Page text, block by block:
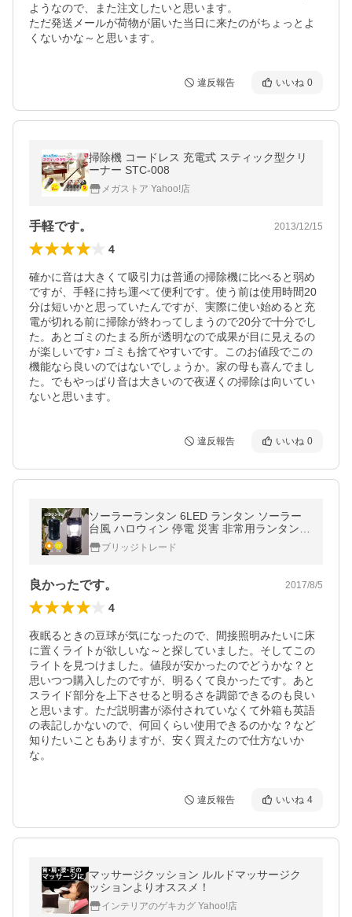
ようなので、また注文したいと思います。
ただ発送メールが荷物が届いた当日に来たのがちょっとよ
くないかな～と思います。
違反報告 いいね 0
掃除機 コードレス 充電式 スティック型クリ
ーナー STC-008
メガストア Yahoo!店
手軽です。 2013/12/15
4
確かに音は大きくて吸引力は普通の掃除機に比べると弱め
ですが、手軽に持ち運べて便利です。使う前は使用時間20
分は短いかと思っていたんですが、実際に使い始めると充
電が切れる前に掃除が終わってしまうので20分で十分でし
た。あとゴミのたまる所が透明なので成果が目に見えるの
が楽しいです♪ ゴミも捨てやすいです。このお値段でこの
機能なら良いのではないでしょうか。家の母も喜んでまし
た。でもやっぱり音は大きいので夜遅くの掃除は向いてい
ないと思います。
違反報告 いいね 0
ソーラーランタン 6LED ランタン ソーラー
台風 ハロウィン 停電 災害 非常用ランタン
アウトドア キャンプ 防犯 懐中電灯 送料無料
ブリッジトレード
良かったです。 2017/8/5
4
夜眠るときの豆球が気になったので、間接照明みたいに床
に置くライトが欲しいな～と探していました。そしてこの
ライトを見つけました。値段が安かったのでどうかな？と
思いつつ購入したのですが、明るくて良かったです。あと
スライド部分を上下させると明るさを調節できるのも良い
と思います。ただ説明書が添付されていなくて外箱も英語
の表記しかないので、何回くらい使用できるのかな？など
知りたいこともありますが、安く買えたので仕方ないか
な。
違反報告 いいね 4
マッサージクッション ルルドマッサージク
ッションよりオススメ！
インテリアのゲキカグ Yahoo!店